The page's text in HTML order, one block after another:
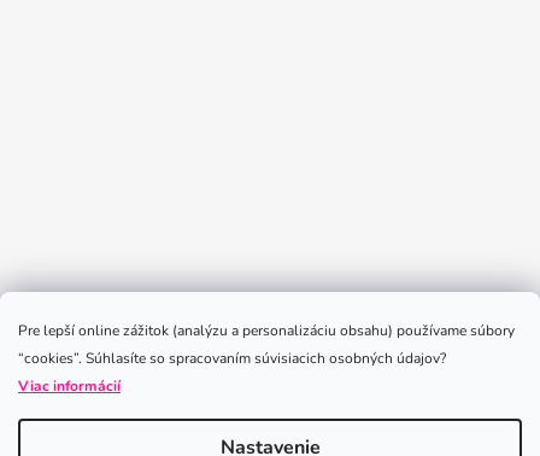
Pre lepší online zážitok (analýzu a personalizáciu obsahu) používame súbory
“cookies”. Súhlasíte so spracovaním súvisiacich osobných údajov?
Viac informácií
Nastavenie
Sledovať na Instagrame